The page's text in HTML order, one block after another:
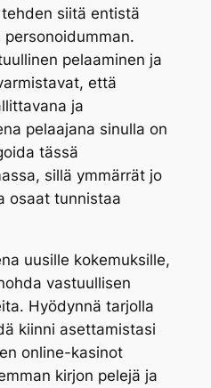
siitä entistä
pelaaminen ja
että
ja
pelaajana sinulla on
tässä
sillä ymmärrät jo
osaat tunnistaa
uusille kokemuksille,
vastuullisen
Hyödynnä tarjolla
kiinni asettamistasi
online-kasinot
kirjon pelejä ja